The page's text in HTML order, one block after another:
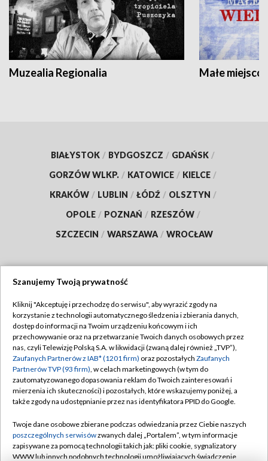
Muzealia Regionalia Małe
BIAŁYSTOK / BYDGOSZCZ / GDAŃSK /
GORZÓW WLKP. / KATOWICE / KIELCE /
KRAKÓW / LUBLIN / ŁÓDŹ / OLSZTYN /
OPOLE / POZNAŃ / RZESZÓW /
SZCZECIN / WARSZAWA / WROCŁAW
TVP
Abonament TVP
Emisja w TVP
Centrum informacji TVP
Naziemna Telewizja Cyfrowa
Rada Programowa
System NOS
Regulamin TVP
Polityka prywatności
Moje zgody
Pomoc
Kontakt
Szanujemy Twoją prywatność
Kliknij "Akceptuję i przechodzę do serwisu", aby wyrazić zgody na
korzystanie z technologii automatycznego śledzenia i zbierania danych,
dostęp do informacji na Twoim urządzeniu końcowym i ich
przechowywanie oraz na przetwarzanie Twoich danych osobowych przez
nas, czyli Telewizję Polską S.A. w likwidacji (zwaną dalej również „TVP”),
Zaufanych Partnerów z IAB* (1201 firm) oraz pozostałych Zaufanych
Partnerów TVP (93 firm), w celach marketingowych (w tym do
zautomatyzowanego dopasowania reklam do Twoich zainteresowań i
mierzenia ich skuteczności) i pozostałych, które wskazujemy poniżej, a
także zgody na udostępnianie przez nas identyfikatora PPID do Google.
Twoje dane osobowe zbierane podczas odwiedzania przez Ciebie naszych
poszczególnych serwisówzwanych dalej „Portalem”, w tym informacje
zapisywane za pomocą technologii takich jak: pliki cookie, sygnalizatory
WWW lub innych podobnych technologii umożliwiających świadczenie